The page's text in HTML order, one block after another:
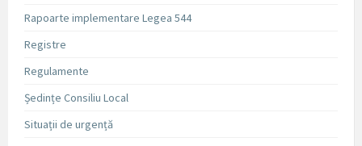
Rapoarte implementare Legea 544
Registre
Regulamente
Ședințe Consiliu Local
Situații de urgență